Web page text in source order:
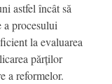
astfel încât să
procesului
la evaluarea
părților
a reformelor.